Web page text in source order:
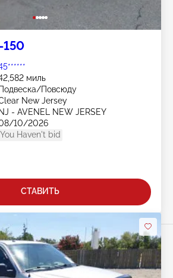
150
миль
Подвеска/Повсюду
New Jersey
NJ - AVENEL NEW JERSEY
10/2026
You Haven't bid
СТАВИТЬ